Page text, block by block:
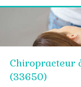
Chiropracteur
(33650)